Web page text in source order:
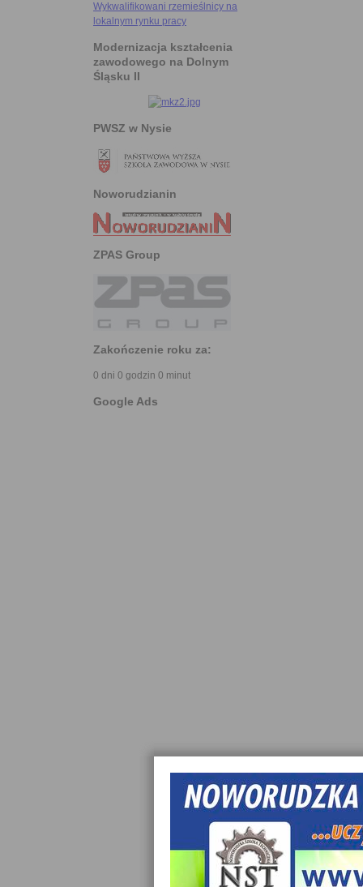
Wykwalifikowani rzemieślnicy na
lokalnym rynku pracy
Modernizacja kształcenia
zawodowego na Dolnym
Śląsku II
PWSZ w Nysie
Noworudzianin
ZPAS Group
Zakończenie roku za:
0 dni 0 godzin 0 minut
Google Ads